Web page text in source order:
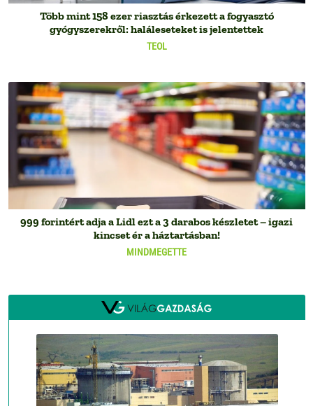
TEOL
Több mint 158 ezer riasztás érkezett a fogyasztó
gyógyszerekről: haláleseteket is jelentettek
MINDMEGETTE
999 forintért adja a Lidl ezt a 3 darabos készletet – igazi
kincset ér a háztartásban!